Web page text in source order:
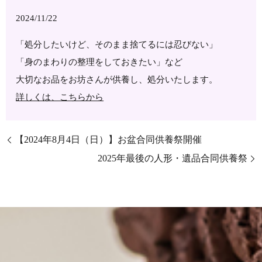
2024/11/22
「処分したいけど、そのまま捨てるには忍びない」
「身のまわりの整理をしておきたい」など
大切なお品をお坊さんが供養し、処分いたします。
詳しくは、こちらから
【2024年8月4日（日）】お盆合同供養祭開催
2025年最後の人形・遺品合同供養祭